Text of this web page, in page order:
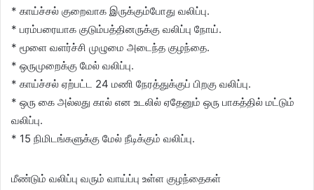
* காய்ச்சல் குறைவாக இருக்கும்போது வலிப்பு.
* பரம்பரையாக குடும்பத்தினருக்கு வலிப்பு நோய்.
* மூளை வளர்ச்சி முழுமை அடைந்த குழந்தை.
* ஒருமுறைக்கு மேல் வலிப்பு.
* காய்ச்சல் ஏற்பட்ட 24 மணி நேரத்துக்குப் பிறகு வலிப்பு.
* ஒரு கை அல்லது கால் என உடலில் ஏதேனும் ஒரு பாகத்தில் மட்டும்
வலிப்பு.
* 15 நிமிடங்களுக்கு மேல் நீடிக்கும் வலிப்பு.
மீண்டும் வலிப்பு வரும் வாய்ப்பு உள்ள குழந்தைகள்